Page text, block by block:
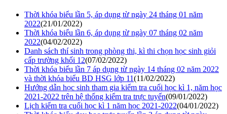
Thời khóa biểu lần 5, áp dụng từ ngày 24 tháng 01 năm
2022(21/01/2022)
Thời khóa biểu lần 6, áp dụng từ ngày 07 tháng 02 năm
2022(04/02/2022)
Danh sách thí sinh trong phòng thi, kì thi chọn học sinh giỏi
cấp trường khối 12(07/02/2022)
Thời khóa biểu lần 7 áp dụng từ ngày 14 tháng 02 năm 2022
và thời khóa biểu BD HSG lớp 11(11/02/2022)
Hướng dẫn học sinh tham gia kiểm tra cuối học kì 1, năm học
2021-2022 trên hệ thống kiểm tra trực tuyến(09/01/2022)
Lịch kiểm tra cuối học kì 1 năm học 2021-2022(04/01/2022)